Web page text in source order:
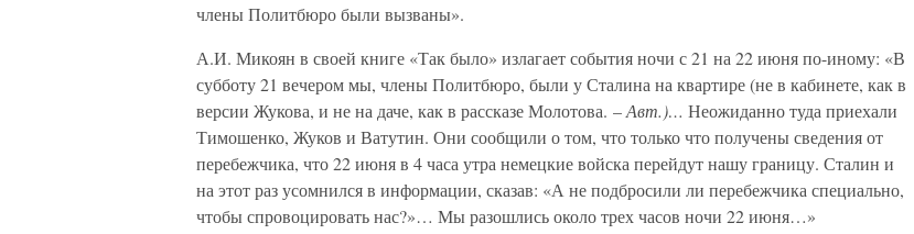
члены Политбюро были вызваны».
А.И. Микоян в своей книге «Так было» излагает события ночи с 21 на 22 июня по-иному: «В
субботу 21 вечером мы, члены Политбюро, были у Сталина на квартире (не в кабинете, как в
версии Жукова, и не на даче, как в рассказе Молотова. –Авт.)… Неожиданно туда приехали
Тимошенко, Жуков и Ватутин. Они сообщили о том, что только что получены сведения от
перебежчика, что 22 июня в 4 часа утра немецкие войска перейдут нашу границу. Сталин и
на этот раз усомнился в информации, сказав: «А не подбросили ли перебежчика специально,
чтобы спровоцировать нас?»… Мы разошлись около трех часов ночи 22 июня…»